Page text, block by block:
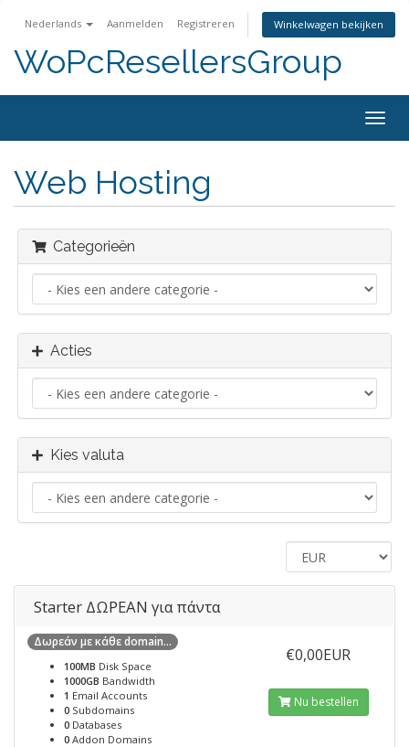
Nederlands Aanmelden Registreren Winkelwagen bekijken
WoPcResellersGroup
in-/
Web Hosting
Categorieën
Acties
Kies valuta
Starter ΔΩΡΕΑΝ για πάντα
Δωρεάν με κάθε domain...
100MB Disk Space
1000GB Bandwidth
1 Email Accounts
0 Subdomains
0 Databases
0 Addon Domains
€0,00EUR
Nu bestellen